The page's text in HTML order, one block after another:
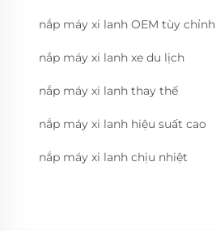
nắp máy xi lanh OEM tùy chỉnh
nắp máy xi lanh xe du lịch
nắp máy xi lanh thay thế
nắp máy xi lanh hiệu suất cao
nắp máy xi lanh chịu nhiệt